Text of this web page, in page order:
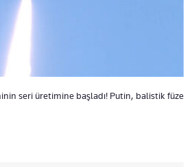
seri üretimine başladı! Putin, balistik füze